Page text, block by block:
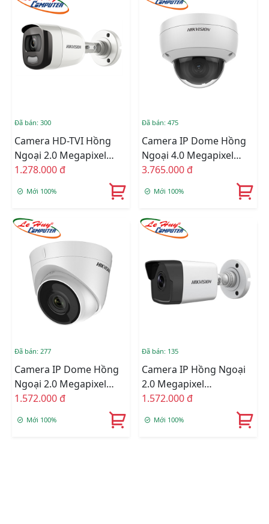
Đã bán: 300
Camera HD-TVI Hồng
Ngoại 2.0 Megapixel
HIKVISION DS-
1.278.000 đ
Mới 100%
Đã bán: 475
Camera IP Dome Hồng
Ngoại 4.0 Megapixel
HIKVISION DS-
3.765.000 đ
Mới 100%
Đã bán: 277
Camera IP Dome Hồng
Ngoại 2.0 Megapixel
HIKVISION DS-
1.572.000 đ
Mới 100%
Đã bán: 135
Camera IP Hồng Ngoại
2.0 Megapixel
HIKVISION DS-
1.572.000 đ
Mới 100%